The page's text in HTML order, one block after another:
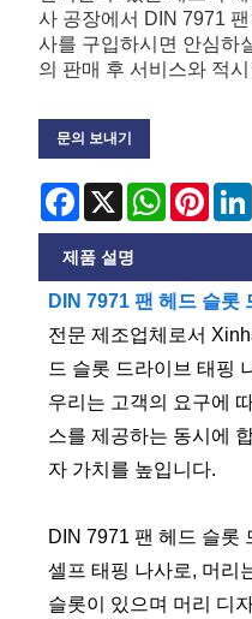
사 공장에서 DIN 7971
사를 구입하시면 안심하
의 판매 후 서비스와 적
문의 보내기
Facebook
X WhatsApp
제품 설명
DIN 7971 팬 헤드 슬롯
전문 제조업체로서
드 슬롯 드라이브 태핑
우리는 고객의 요구에
스를 제공하는 동시에
자 가치를 높입니다.
DIN 7971 팬 헤드 슬롯
셀프 태핑 나사로, 머리
슬롯이 있으며 머리 디